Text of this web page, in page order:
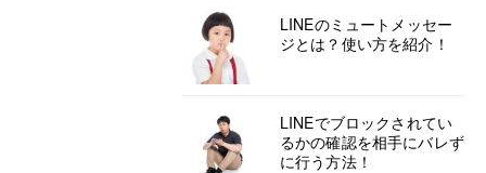
LINEのミュートメッセー
ジとは？使い方を紹介！
LINEでブロックされてい
るかの確認を相手にバレず
に行う方法！